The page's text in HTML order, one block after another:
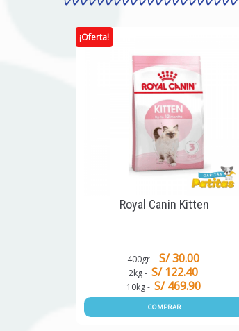
¡Oferta!
Royal Canin Kitten
400gr S/ 30.00
2kg S/ 122.40
10kg S/ 469.90
COMPRAR